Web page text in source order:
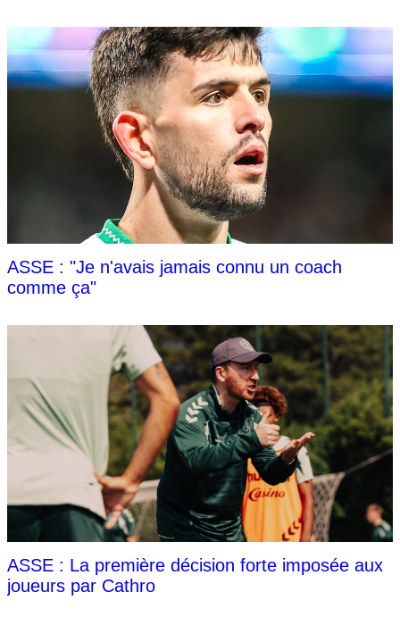
ASSE : "Je n'avais jamais connu un coach
comme ça"
ASSE : La première décision forte imposée aux
joueurs par Cathro